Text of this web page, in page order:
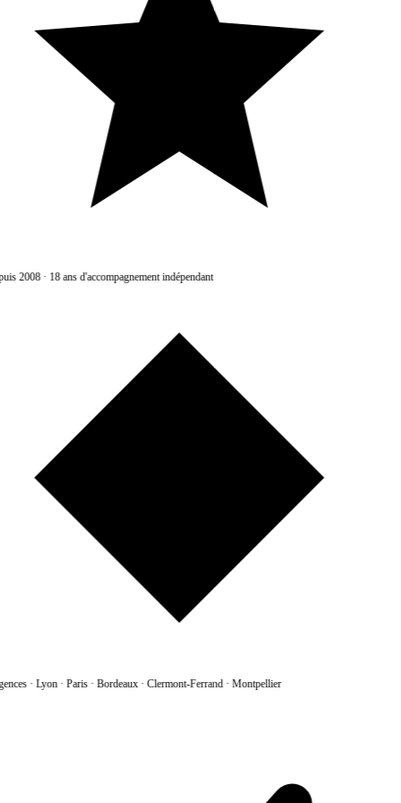
2008·18 ans d'accompagnement indépendant
·Lyon · Paris · Bordeaux · Clermont-Ferrand · Montpellier